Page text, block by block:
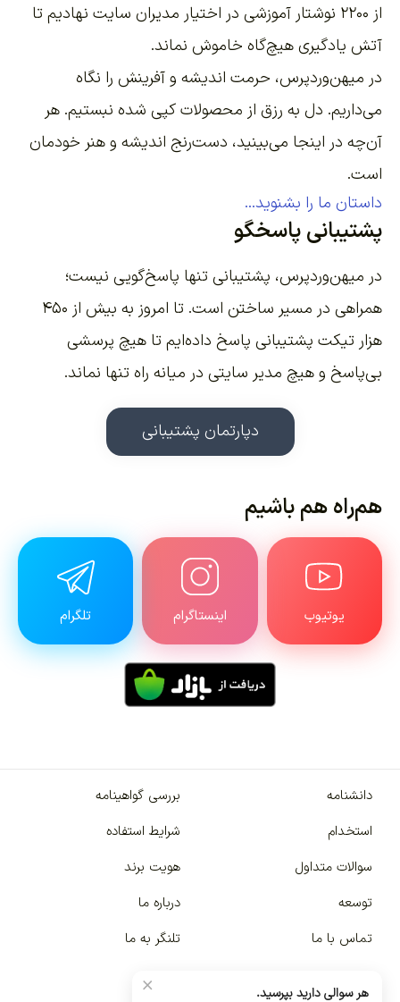
از ۲۲۰۰
نوشتار آموزشی در اختیار مدیران سایت نهادیم تا
آتش یادگیری هیچ‌گاه خاموش نماند.
در میهن‌وردپرس، حرمت اندیشه و آفرینش را نگاه
می‌داریم. دل به رزق از محصولات کپی شده نبستیم. هر
آن‌چه در اینجا می‌بینید، دست‌رنج اندیشه و هنر خودمان
است.
داستان ما را بشنوید...
پشتیبانی پاسخگو
در میهن‌وردپرس، پشتیبانی تنها پاسخ‌گویی نیست؛
همراهی در مسیر ساختن است. تا امروز به بیش از ۴۵۰
هزار تیکت پشتیبانی پاسخ داده‌ایم تا هیچ پرسشی
بی‌پاسخ و هیچ مدیر سایتی در میانه راه تنها نماند.
دپارتمان پشتیبانی
هم‌راه هم باشیم
یوتیوب اینستاگرام تلگرام
دانشنامه
بررسی گواهینامه
استخدام
شرایط استفاده
سوالات متداول
هویت برند
توسعه
درباره ما
تماس با ما
تلنگر به ما
× هر سوالی دارید بپرسید.